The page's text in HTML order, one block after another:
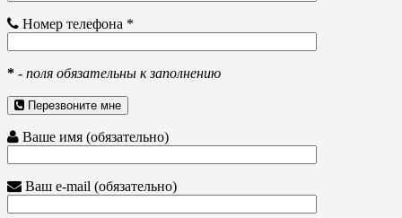
Номер телефона *
* - поля обязательны к заполнению
Перезвоните мне
Ваше имя (обязательно)
Ваш e-mail (обязательно)